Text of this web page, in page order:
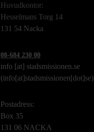
Huvudkontor:
Hesselmans Torg 14
131 54 Nacka
08-684 230 00
info [at] stadsmissionen.se
(info[at]stadsmissionen[dot]se)
Postadress:
Box 35
131 06 NACKA